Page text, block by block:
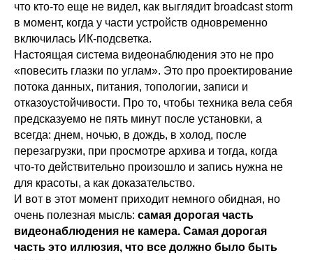
что кто-то еще не видел, как выглядит broadcast storm
в момент, когда у части устройств одновременно
включилась ИК-подсветка.
Настоящая система видеонаблюдения это не про
«повесить глазки по углам». Это про проектирование
потока данных, питания, топологии, записи и
отказоустойчивости. Про то, чтобы техника вела себя
предсказуемо не пять минут после установки, а
всегда: днем, ночью, в дождь, в холод, после
перезагрузки, при просмотре архива и тогда, когда
что-то действительно произошло и запись нужна не
для красоты, а как доказательство.
И вот в этот момент приходит немного обидная, но
очень полезная мысль: самая дорогая часть
видеонаблюдения не камера. Самая дорогая
часть это иллюзия, что все должно было быть